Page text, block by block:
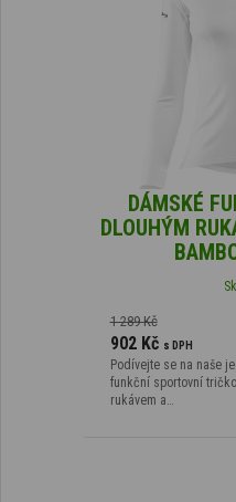
DÁMSKÉ
DLOUHÝM
1 289 Kč
902 Kč s DPH
Podívejte se na naše
funkční sportovní
rukávem a…